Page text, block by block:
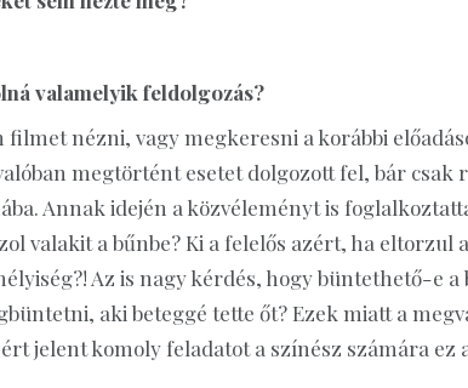
valamelyik feldolgozás?
nézni, vagy megkeresni a korábbi
megtörtént esetet dolgozott fel, bár csak
Annak idején a közvéleményt is
valakit a bűnbe? Ki a felelős azért, ha eltorzul
Az is nagy kérdés, hogy büntethető-e a
aki beteggé tette őt? Ezek miatt a
jelent komoly feladatot a színész számára ez